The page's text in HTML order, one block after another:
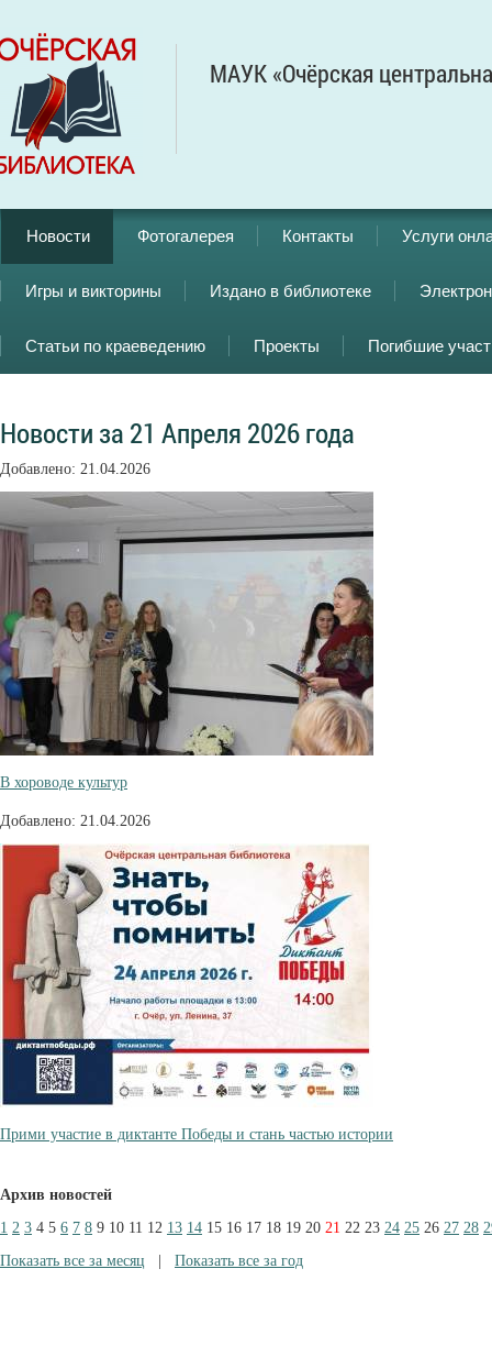
МАУК «Очёрская
Новости Фотогалерея Контакты Услуги
Игры и викторины Издано в библиотеке
Статьи по краеведению Проекты Погибшие
Новости за 21 Апреля 2026 года
Добавлено: 21.04.2026
В хороводе культур
Добавлено: 21.04.2026
Прими участие в диктанте Победы и стань частью истории
Архив новостей
1 2 3 4 5 6 7 8 9 10 11 12 13 14 15 16 17 18 19 20 21 22 23 24 25 26 27 28
Показать все за месяц
Показать все за год